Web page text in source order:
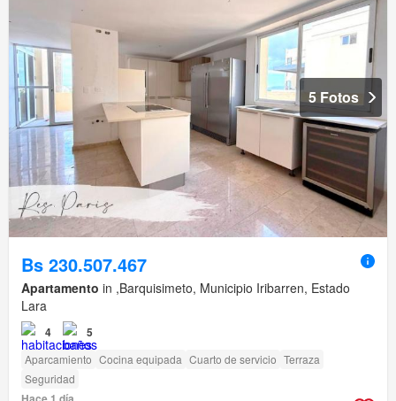
5 Fotos
Bs 230.507.467
Apartamento in ,Barquisimeto, Municipio Iribarren, Estado
Lara
4 5
Aparcamiento Cocina equipada Cuarto de servicio Terraza
Seguridad